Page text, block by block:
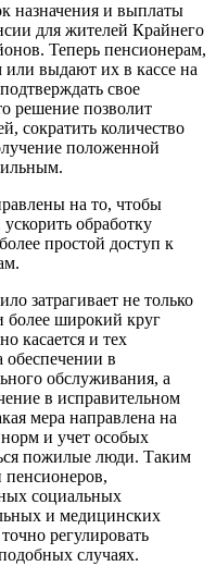
назначения и выплаты
для жителей Крайнего
Теперь пенсионерам,
или выдают их в кассе на
свое
решение позволит
сократить количество
положенной
на то, чтобы
обработку
простой доступ к
затрагивает не только
более широкий круг
касается и тех
обеспечении в
обслуживания, а
в исправительном
мера направлена на
и учет особых
пожилые люди. Таким
пенсионеров,
социальных
и медицинских
регулировать
случаях.